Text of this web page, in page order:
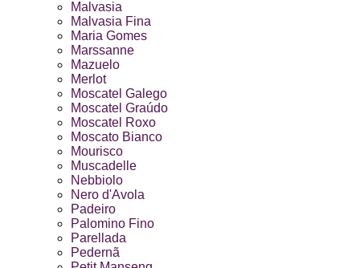
Malvasia
Malvasia Fina
Maria Gomes
Marssanne
Mazuelo
Merlot
Moscatel Galego
Moscatel Graúdo
Moscatel Roxo
Moscato Bianco
Mourisco
Muscadelle
Nebbiolo
Nero d'Avola
Padeiro
Palomino Fino
Parellada
Pedernã